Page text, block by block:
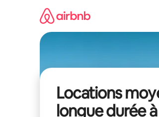
Locations
longue durée